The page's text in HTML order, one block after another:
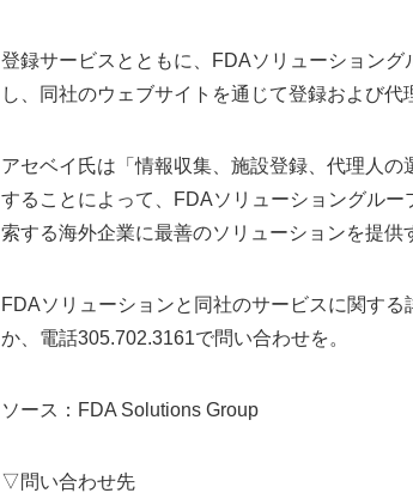
登録サービスとともに、FDAソリューション
し、同社のウェブサイトを通じて登録および代
アセベイ氏は「情報収集、施設登録、代理人
することによって、FDAソリューショングル
索する海外企業に最善のソリューションを提供
FDAソリューションと同社のサービスに関す
か、電話305.702.3161で問い合わせを。
ソース：FDA Solutions Group
▽問い合わせ先